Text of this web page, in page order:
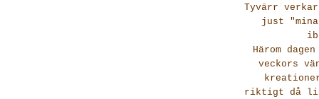
Tyvärr
just
Härom
veckors
riktigt då